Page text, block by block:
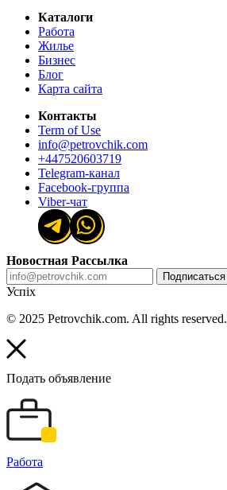
Каталоги
Работа
Жилье
Бизнес
Блог
Карта сайта
Контакты
Term of Use
info@petrovchik.com
+447520603719
Telegram-канал
Facebook-группа
Viber-чат
Новостная Рассылка
Подписаться
Успіх
© 2025 Petrovchik.com. All rights reserved.
Подать объявление
Работа